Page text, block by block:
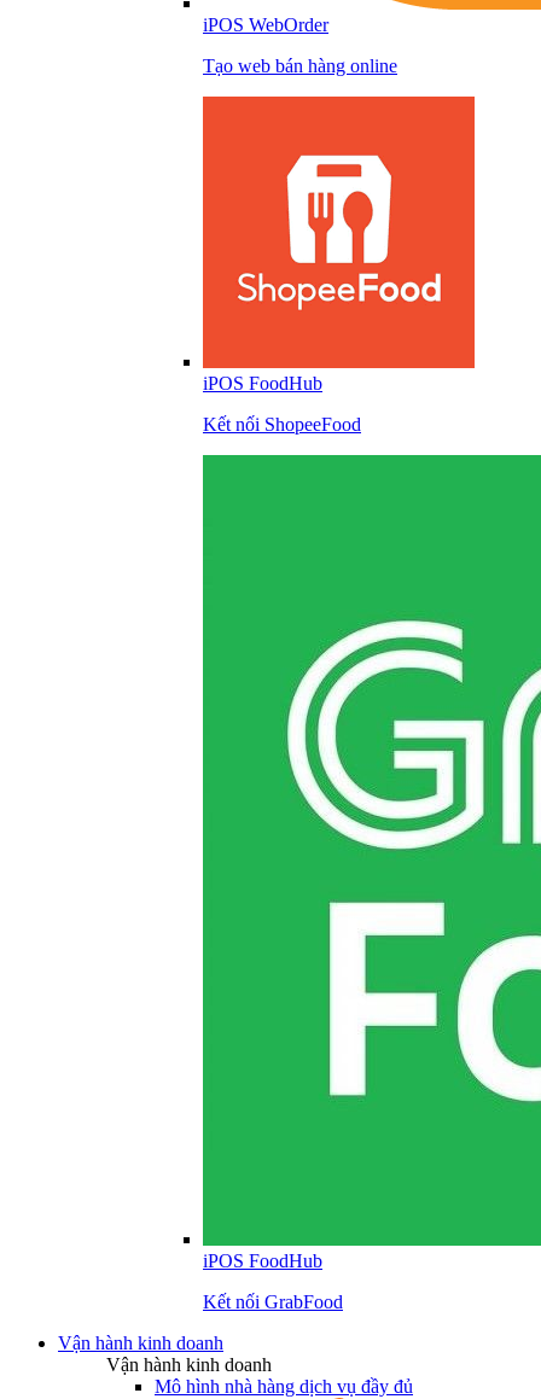
iPOS WebOrder
Tạo web bán hàng online
iPOS FoodHub
Kết nối ShopeeFood
iPOS FoodHub
Kết nối GrabFood
Vận hành kinh doanh
Vận hành kinh doanh
Mô hình nhà hàng dịch vụ đầy đủ